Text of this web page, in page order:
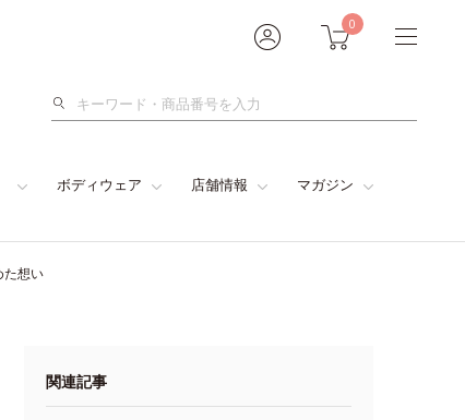
0
検
ボディウェア 店舗情報 マガジン
た想い
関連記事